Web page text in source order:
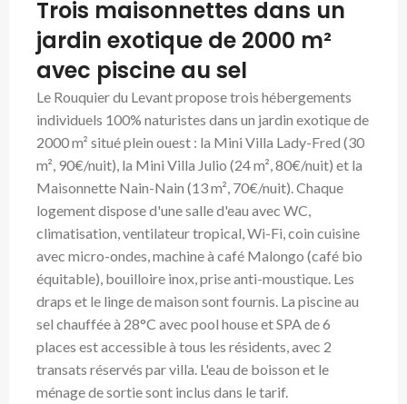
Trois maisonnettes dans un
jardin exotique de 2000 m²
avec piscine au sel
Le Rouquier du Levant propose trois hébergements
individuels 100% naturistes dans un jardin exotique de
2000 m² situé plein ouest : la Mini Villa Lady-Fred (30
m², 90€/nuit), la Mini Villa Julio (24 m², 80€/nuit) et la
Maisonnette Nain-Nain (13 m², 70€/nuit). Chaque
logement dispose d'une salle d'eau avec WC,
climatisation, ventilateur tropical, Wi-Fi, coin cuisine
avec micro-ondes, machine à café Malongo (café bio
équitable), bouilloire inox, prise anti-moustique. Les
draps et le linge de maison sont fournis. La piscine au
sel chauffée à 28°C avec pool house et SPA de 6
places est accessible à tous les résidents, avec 2
transats réservés par villa. L'eau de boisson et le
ménage de sortie sont inclus dans le tarif.